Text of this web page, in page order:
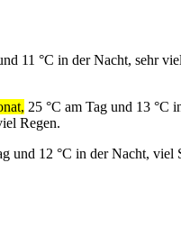
11 °C in der Nacht, sehr
25 °C am Tag und 13 °C
Regen.
und 12 °C in der Nacht, viel